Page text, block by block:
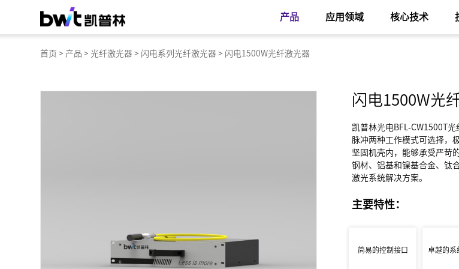
产品 应用领域 核心技术
首页 > 产品 > 光纤激光器 > 闪电系列光纤激光器 > 闪电1500W光纤激光器
闪电1500W光
凯普林光电BFL-CW1500T
脉冲两种工作模式可选择，
坚固机壳内，能够承受严苛
钢材、铝基和镍基合金、钛
激光系统解决方案。
主要特性：
简易的控制接口 卓越的系